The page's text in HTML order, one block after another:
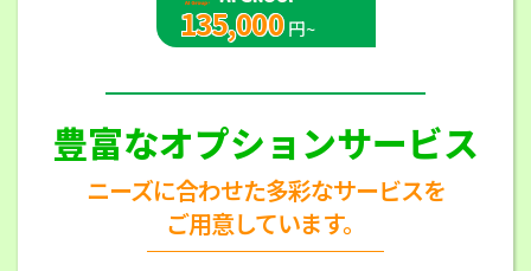
135,000 円~
豊富なオプションサービス
ニーズに合わせた多彩なサービスを
ご用意しています。